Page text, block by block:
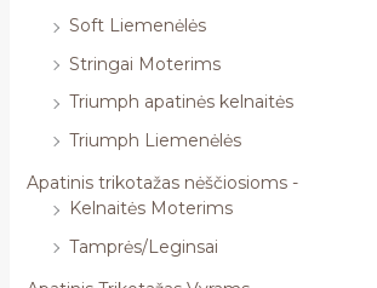
Soft Liemenėlės
Stringai Moterims
Triumph apatinės kelnaitės
Triumph Liemenėlės
Apatinis trikotažas nėščiosioms -
Kelnaitės Moterims
Tamprės/Leginsai